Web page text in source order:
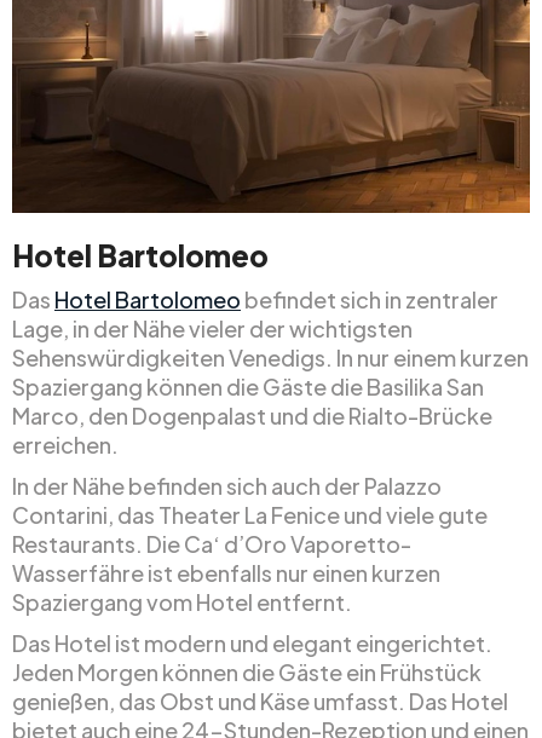
Hotel Bartolomeo
Das Hotel Bartolomeo befindet sich in zentraler
Lage, in der Nähe vieler der wichtigsten
Sehenswürdigkeiten Venedigs. In nur einem kurzen
Spaziergang können die Gäste die Basilika San
Marco, den Dogenpalast und die Rialto-Brücke
erreichen.
In der Nähe befinden sich auch der Palazzo
Contarini, das Theater La Fenice und viele gute
Restaurants. Die Ca‘ d’Oro Vaporetto-
Wasserfähre ist ebenfalls nur einen kurzen
Spaziergang vom Hotel entfernt.
Das Hotel ist modern und elegant eingerichtet.
Jeden Morgen können die Gäste ein Frühstück
genießen, das Obst und Käse umfasst. Das Hotel
bietet auch eine 24-Stunden-Rezeption und einen